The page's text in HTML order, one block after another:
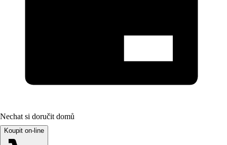
Nechat si doručit domů
Koupit on-line